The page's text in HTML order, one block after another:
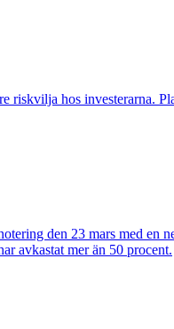
riskvilja hos investerarna.
den 23 mars med en
avkastat mer än 50 procent.